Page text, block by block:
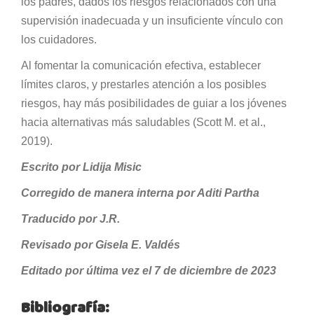
supervisión inadecuada y un insuficiente vínculo con
los cuidadores.
Al fomentar la comunicación efectiva, establecer
límites claros, y prestarles atención a los posibles
riesgos, hay más posibilidades de guiar a los jóvenes
hacia alternativas más saludables (Scott M. et al.,
2019).
Escrito por Lidija Misic
Corregido de manera interna por Aditi Partha
Traducido por J.R.
Revisado por Gisela E. Valdés
Editado por última vez el 7 de diciembre de 2023
Bibliografía: